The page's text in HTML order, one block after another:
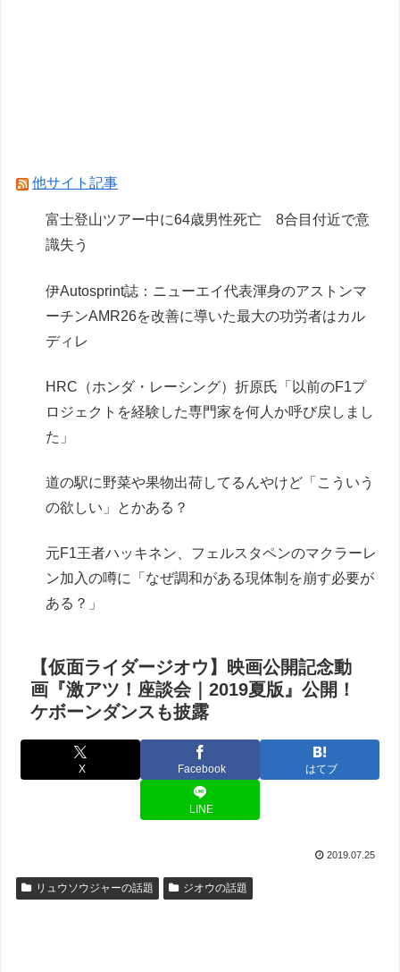
他サイト記事
富士登山ツアー中に64歳男性死亡 8合目付近で意
識失う
伊Autosprint誌：ニューエイ代表渾身のアストンマ
ーチンAMR26を改善に導いた最大の功労者はカル
ディレ
HRC（ホンダ・レーシング）折原氏「以前のF1プ
ロジェクトを経験した専門家を何人か呼び戻しまし
た」
道の駅に野菜や果物出荷してるんやけど「こういう
の欲しい」とかある？
元F1王者ハッキネン、フェルスタペンのマクラーレ
ン加入の噂に「なぜ調和がある現体制を崩す必要が
ある？」
【仮面ライダージオウ】映画公開記念動
画『激アツ！座談会｜2019夏版』公開！
ケボーンダンスも披露
X Facebook はてブ
LINE
2019.07.25
リュウソウジャーの話題 ジオウの話題